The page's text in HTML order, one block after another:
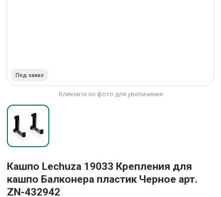
Под заказ
Кликните по фото для увеличения
Кашпо Lechuza 19033 Крепления для
кашпо Балконера пластик Черное арт.
ZN-432942